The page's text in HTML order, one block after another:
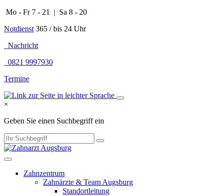
Mo - Fr 7 - 21 | Sa 8 - 20
Notdienst 365 / bis 24 Uhr
Nachricht
0821 9997930
Termine
×
Geben Sie einen Suchbegriff ein
Zahnzentrum
Zahnärzte & Team Augsburg
Standortleitung